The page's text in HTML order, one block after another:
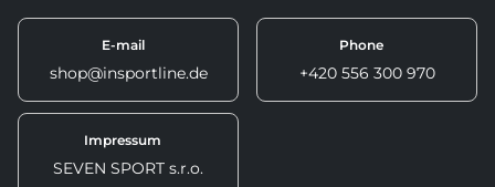
E-mail
shop@insportline.de
Phone
+420 556 300 970
Impressum
SEVEN SPORT s.r.o.